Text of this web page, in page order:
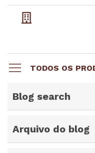
TODOS OS
Blog search
Arquivo do blog